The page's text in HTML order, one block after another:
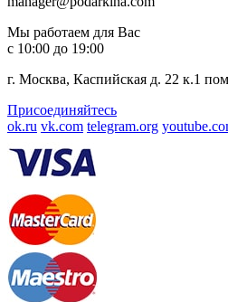
Мы работаем для Вас
с 10:00 до 19:00
г. Москва, Каспийская д. 22 к.1
Присоединяйтесь
ok.ru vk.com telegram.org